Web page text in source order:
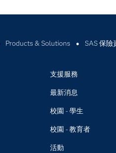
Products & Solutions SAS 保險
支援服務
最新消息
校園 - 學生
校園 - 教育者
活動